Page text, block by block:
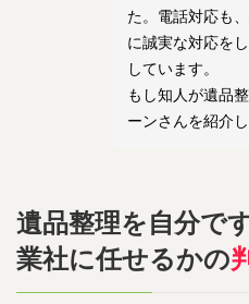
た。電話対応も
に誠実な対応を
しています。
もし知人が遺品
ーンさんを紹介し
遺品整理を自分で
業社に任せるかの